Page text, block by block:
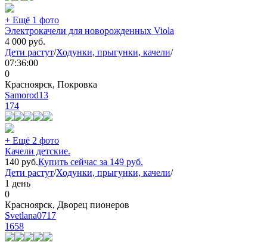
+ Ещё 1 фото
Электрокачели для новорожденных Viola
4 000 руб.
Дети растут/Ходунки, прыгунки, качели/
07:36:00
0
Красноярск, Покровка
Samorod13
174
+ Ещё 2 фото
Качели детские.
140 руб.Купить сейчас за 149 руб.
Дети растут/Ходунки, прыгунки, качели/
1 день
0
Красноярск, Дворец пионеров
Svetlana0717
1658